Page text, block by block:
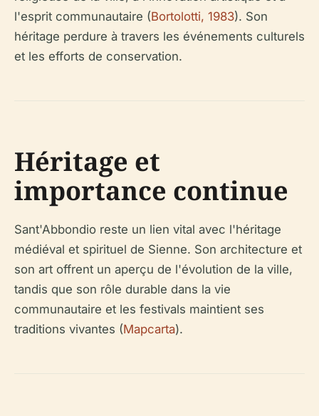
l'esprit communautaire (Bortolotti, 1983). Son
héritage perdure à travers les événements culturels
et les efforts de conservation.
Héritage et
importance continue
Sant'Abbondio reste un lien vital avec l'héritage
médiéval et spirituel de Sienne. Son architecture et
son art offrent un aperçu de l'évolution de la ville,
tandis que son rôle durable dans la vie
communautaire et les festivals maintient ses
traditions vivantes (Mapcarta).